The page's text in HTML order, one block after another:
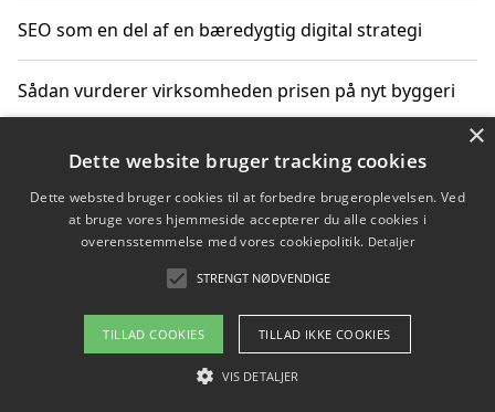
SEO som en del af en bæredygtig digital strategi
Sådan vurderer virksomheden prisen på nyt byggeri
Sådan får du hjælp til en hjemmeside uden binding
Copyright 2026 - Pilanto Aps
Om / kontakt
Blog Betingelser
×
Dette website bruger tracking cookies
Dette websted bruger cookies til at forbedre brugeroplevelsen. Ved
at bruge vores hjemmeside accepterer du alle cookies i
overensstemmelse med vores cookiepolitik. Detaljer
STRENGT NØDVENDIGE
TILLAD COOKIES TILLAD IKKE COOKIES
VIS DETALJER